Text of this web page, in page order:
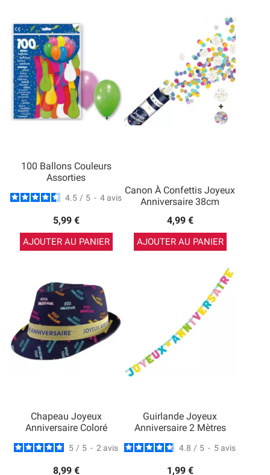
100 Ballons Couleurs
Assorties
4.5 / 5 - 4 avis
5,99 €
AJOUTER AU PANIER
Canon À Confettis Joyeux
Anniversaire 38cm
4,99 €
AJOUTER AU PANIER
Chapeau Joyeux
Anniversaire Coloré
5 / 5 - 2 avis
8,99 €
Guirlande Joyeux
Anniversaire 2 Mètres
4.8 / 5 - 5 avis
1,99 €